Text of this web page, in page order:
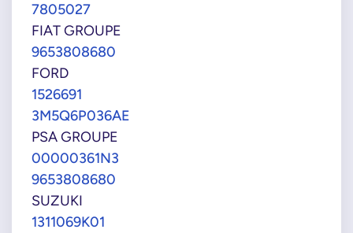
7805027
FIAT GROUPE
9653808680
FORD
1526691
3M5Q6P036AE
PSA GROUPE
00000361N3
9653808680
SUZUKI
1311069K01